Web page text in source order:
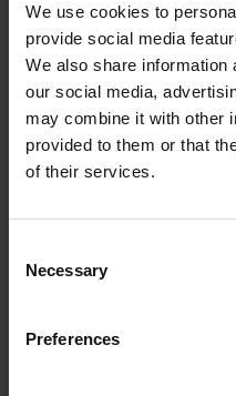
We use cookies to
provide social media
We also share information
our social media,
may combine it with other
provided to them or that
of their services.
Selection
Necessary
Preferences
Photographs”
Newton – Fact &
alla mostra, i
alMOP – The
specializzata in
che sarà ospitata
spazio